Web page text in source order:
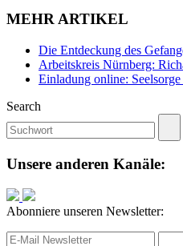
MEHR ARTIKEL
Die Entdeckung des
Arbeitskreis Nürnberg:
Einladung online:
Search
Unsere anderen Kanäle:
Abonniere unseren Newsletter: